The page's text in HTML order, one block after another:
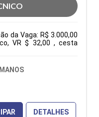
da Vaga: R$ 3.000,00
VR $ 32,00 , cesta
cliente via fone, e-mail
e eventos. Tipo de
SP, Brasil Área de
Vendas Período:
Características
DETALHES